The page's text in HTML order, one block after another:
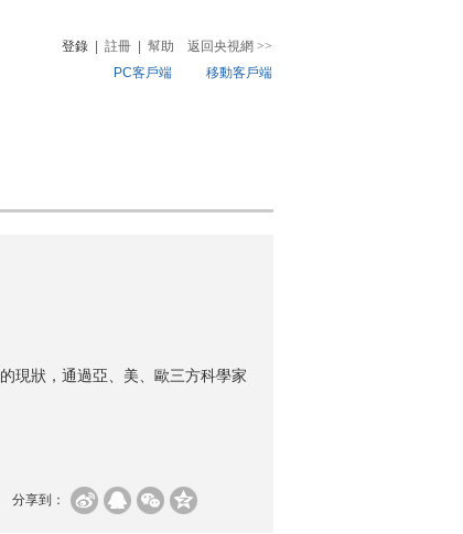
登錄 註冊 幫助 返回央視網 >>
PC客戶端
移動客戶端
現狀，通過亞、美、歐三方科學家
分享到：